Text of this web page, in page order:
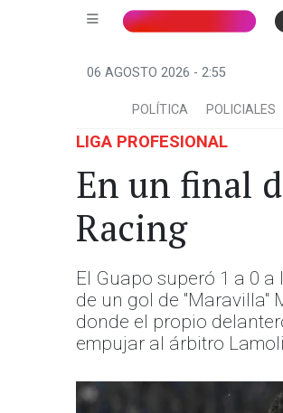
06 AGOSTO 2026 - 2:55
POLÍTICA POLICIALES
LIGA PROFESIONAL
En un final
Racing
El Guapo superó 1 a 0
de un gol de "Maravilla"
donde el propio
empujar al árbitro